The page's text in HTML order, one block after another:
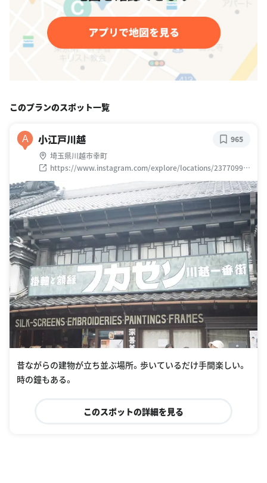
このプランのスポット一覧
A 小江戸川越
埼玉県川越市幸町
https://www.instagram.com/explore/locations/23770999
8
965
昔ながらの建物が立ち並ぶ場所。歩いているだけ手間楽しい。
時の鐘もある。
このスポットの詳細を見る